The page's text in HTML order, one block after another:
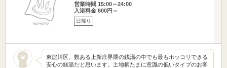
営業時間 15:00～24:00
入浴料金 600円～
日帰り
東淀川区、数ある上新庄界隈の銭湯の中でも最もホッコリできる
安心の銭湯だと思います。土地柄たまに意識の低いタイプのお客